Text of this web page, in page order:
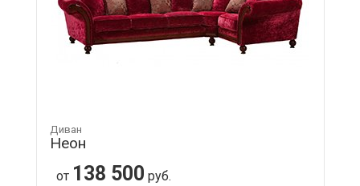
Диван
Неон
от 138 500 руб.